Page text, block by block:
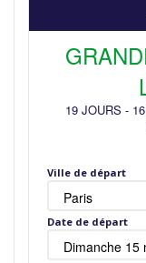
19 JOURS -
Ville de départ
Date de départ